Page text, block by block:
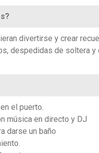
divertirse y crear
despedidas de soltera y
el puerto.
música en directo y DJ
darse un baño